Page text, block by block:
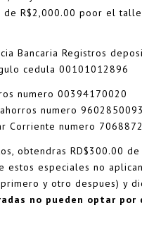
R$2,000.00 poor el
Bancaria Registros
cedula 00101012896
numero 00394170020
numero 9602850093
Corriente numero
obtendras RD$300.00
estos especiales no
y otro despues) y
no pueden optar por